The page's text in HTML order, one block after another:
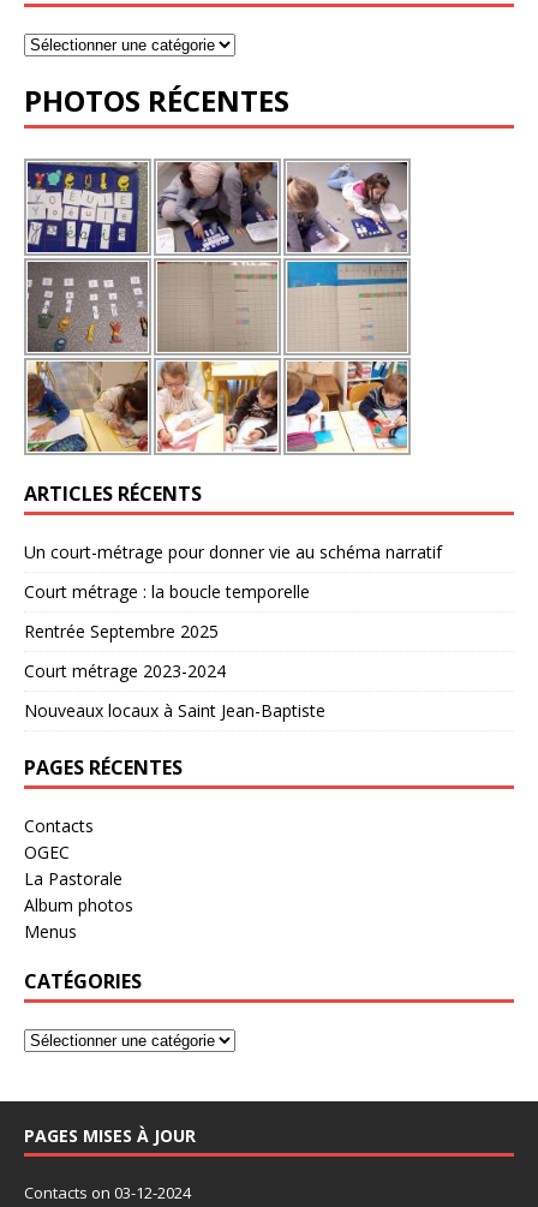
PHOTOS RÉCENTES
ARTICLES RÉCENTS
Un court-métrage pour donner vie au schéma narratif
Court métrage : la boucle temporelle
Rentrée Septembre 2025
Court métrage 2023-2024
Nouveaux locaux à Saint Jean-Baptiste
PAGES RÉCENTES
Contacts
OGEC
La Pastorale
Album photos
Menus
CATÉGORIES
PAGES MISES À JOUR
Contacts on 03-12-2024